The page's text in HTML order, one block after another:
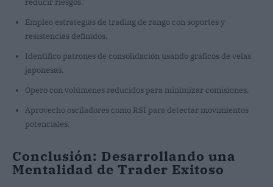
Empleo estrategias de trading de rango con soportes y
resistencias definidos.
Identifico patrones de consolidación usando gráficos de velas
japonesas.
Opero con volúmenes reducidos para minimizar comisiones.
Aprovecho osciladores como RSI para detectar movimientos
potenciales.
Conclusión: Desarrollando una
Mentalidad de Trader Exitoso